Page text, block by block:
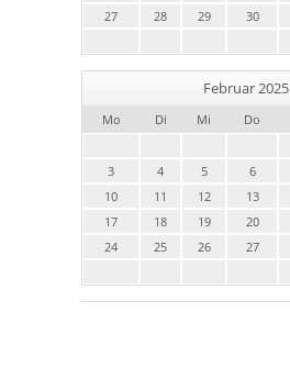
27
28 29 30
Februar 2025
Mo Di Mi Do
3
4 5 6
10
11 12 13
17
18 19 20
24
25 26 27